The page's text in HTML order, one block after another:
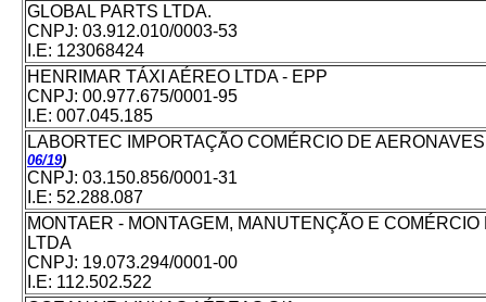
GLOBAL PARTS LTDA.
CNPJ: 03.912.010/0003-53
I.E: 123068424
HENRIMAR TÁXI AÉREO LTDA - EPP
CNPJ: 00.977.675/0001-95
I.E: 007.045.185
LABORTEC IMPORTAÇÃO COMÉRCIO DE
06/19)
CNPJ: 03.150.856/0001-31
I.E: 52.288.087
MONTAER - MONTAGEM, MANUTENÇÃO E
LTDA
CNPJ: 19.073.294/0001-00
I.E: 112.502.522